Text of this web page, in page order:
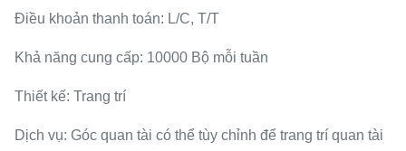
Điều khoản thanh toán: L/C, T/T
Khả năng cung cấp: 10000 Bộ mỗi tuần
Thiết kế: Trang trí
Dịch vụ: Góc quan tài có thể tùy chỉnh để trang trí quan tài